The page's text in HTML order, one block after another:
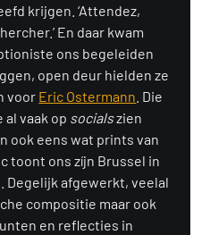
krijgen. ‘Attendez,
En daar kwam
ons begeleiden
open deur hielden ze
voor Eric Ostermann . Die
vaak op socials zien
ook eens wat prints van
toont ons zíjn Brussel in
afgewerkt, veelal
compositie maar ook
en reflecties in